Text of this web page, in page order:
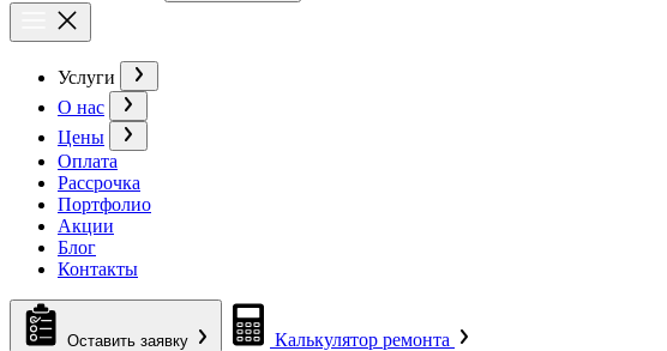
Услуги
О нас
Цены
Оплата
Рассрочка
Портфолио
Акции
Блог
Контакты
Оставить заявку Калькулятор ремонта